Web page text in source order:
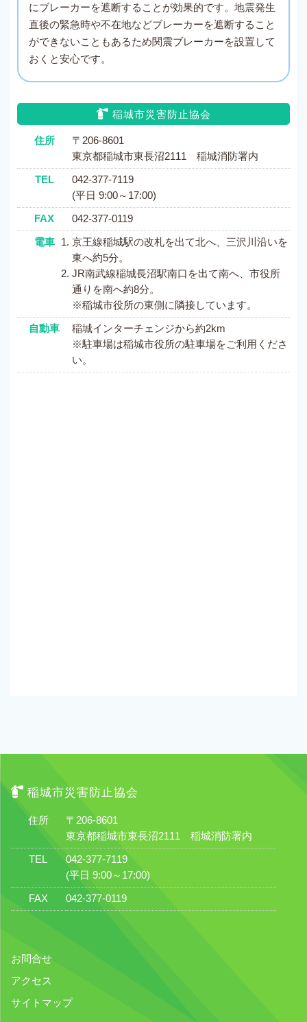
にブレーカーを遮断することが効果的です。地震発生
直後の緊急時や不在地などブレーカーを遮断すること
ができないこともあるため関震ブレーカーを設置して
おくと安心です。
稲城市災害防止協会
住所
〒206-8601
東京都稲城市東長沼2111 稲城消防署内
TEL
042-377-7119
(平日 9:00～17:00)
FAX 042-377-0119
電車
京王線稲城駅の改札を出て北へ、三沢川沿いを
東へ約5分。
JR南武線稲城長沼駅南口を出て南へ、市役所
通りを南へ約8分。
※稲城市役所の東側に隣接しています。
自動車
稲城インターチェンジから約2km
※駐車場は稲城市役所の駐車場をご利用くださ
い。
稲城市災害防止協会
住所
〒206-8601
東京都稲城市東長沼2111 稲城消防署内
TEL
042-377-7119
(平日 9:00～17:00)
FAX 042-377-0119
お問合せ
アクセス
サイトマップ